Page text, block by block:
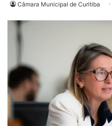
Câmara Municipal de Curitiba